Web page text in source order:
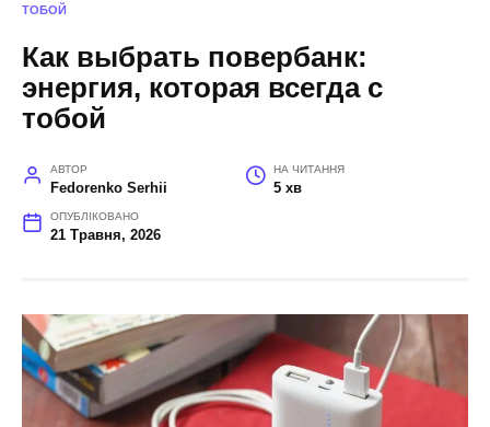
ТОБОЙ
Как выбрать повербанк:
энергия, которая всегда с
тобой
АВТОР
Fedorenko Serhii
НА ЧИТАННЯ
5 хв
ОПУБЛІКОВАНО
21 Травня, 2026